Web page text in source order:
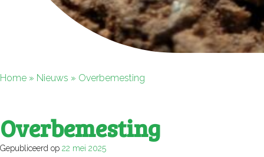
Home » Nieuws » Overbemesting
Overbemesting
Gepubliceerd op 22 mei 2025